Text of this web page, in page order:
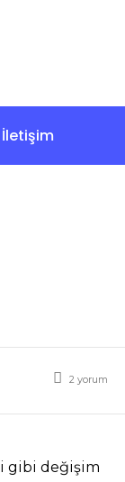
İletişim
2 yorum
gibi değişim